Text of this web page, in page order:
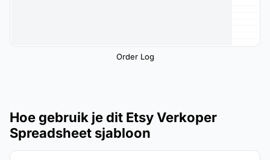
Order Log
Hoe gebruik je dit Etsy Verkoper
Spreadsheet sjabloon